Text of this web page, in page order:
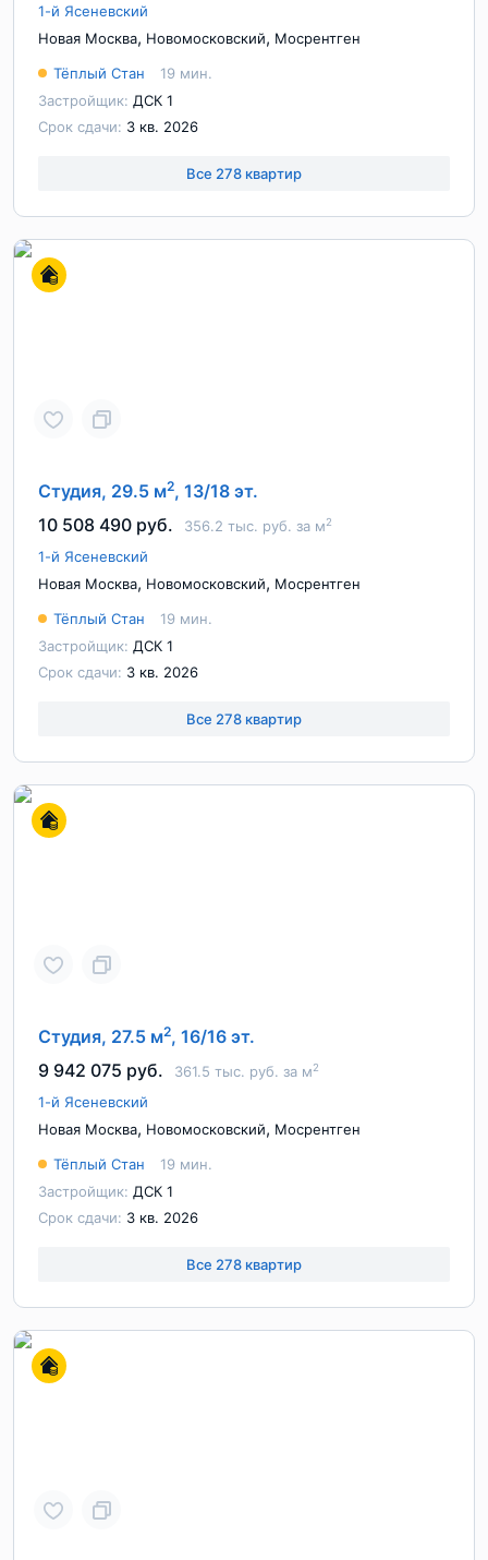
1-й Ясеневский
Новая Москва, Новомосковский, Мосрентген
Тёплый Стан
19 мин.
Застройщик: ДСК 1
Срок сдачи: 3 кв. 2026
Все 278 квартир
Студия, 29.5 м2, 13/18 эт.
10 508 490 руб.
356.2 тыс. руб. за м2
1-й Ясеневский
Новая Москва, Новомосковский, Мосрентген
Тёплый Стан
19 мин.
Застройщик: ДСК 1
Срок сдачи: 3 кв. 2026
Все 278 квартир
Студия, 27.5 м2, 16/16 эт.
9 942 075 руб.
361.5 тыс. руб. за м2
1-й Ясеневский
Новая Москва, Новомосковский, Мосрентген
Тёплый Стан
19 мин.
Застройщик: ДСК 1
Срок сдачи: 3 кв. 2026
Все 278 квартир